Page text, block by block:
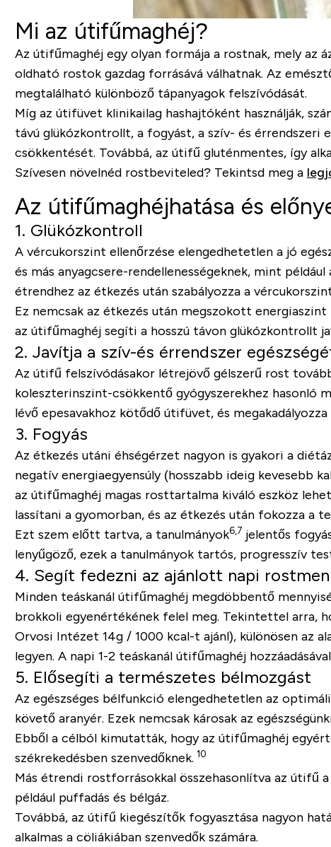
Mi az útifűmaghéj?
Az útifűmaghéj egy olyan formája a rostnak, mely az
oldható rostok gazdag forrásává válhatnak. Az
megtalálható különböző tápanyagok felszívódását.
Míg az útifüvet klinikailag hashajtóként használják,
távú glükózkontrollt, a fogyást, a szív- és érrendszeri
csökkentését. Továbbá, az útifű gluténmentes, így
Szívesen növelnéd rostbeviteled? Tekintsd meg a
Az útifűmaghéjhatása és
1. Glükózkontroll
A vércukorszint ellenőrzése elengedhetetlen a jó
és más anyagcsere-rendellenességeknek, mint
étrendhez az étkezés után szabályozza a
Ez nemcsak az étkezés után megszokott
az útifűmaghéj segíti a hosszú távon glükózkontrollt
2. Javítja a szív-és érrendszer
Az útifű felszívódásakor létrejövő gélszerű rost
koleszterinszint-csökkentő gyógyszerekhez hasonló
lévő epesavakhoz kötődő útifüvet, és
3. Fogyás
Az étkezés utáni éhségérzet nagyon is gyakori a
negatív energiaegyensúly (hosszabb ideig kevesebb
az útifűmaghéj magas rosttartalma kiváló eszköz
lassítani a gyomorban, és az étkezés után fokozza a
Ezt szem előtt tartva, a tanulmányok6,7 jelentős
lenyűgöző, ezek a tanulmányok tartós, progresszív
4. Segít fedezni az ajánlott napi
Minden teáskanál útifűmaghéj megdöbbentő
brokkoli egyenértékének felel meg. Tekintettel arra,
Orvosi Intézet 14g / 1000 kcal-t ajánl), különösen az
legyen. A napi 1-2 teáskanál útifűmaghéj
5. Elősegíti a természetes bélmozgást
Az egészséges bélfunkció elengedhetetlen az
követő aranyér. Ezek nemcsak károsak az
Ebből a célból kimutatták, hogy az útifűmaghéj
székrekedésben szenvedőknek. 10
Más étrendi rostforrásokkal összehasonlítva az útifű
például puffadás és bélgáz.
Továbbá, az útifű kiegészítők fogyasztása nagyon
alkalmas a cöliákiában szenvedők számára.